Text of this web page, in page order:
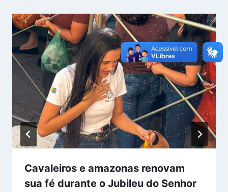
Cavaleiros e amazonas renovam
sua fé durante o Jubileu do Senhor